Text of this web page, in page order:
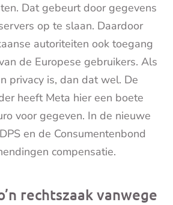
Dat gebeurt door gegevens
op te slaan. Daardoor
autoriteiten ook toegang
de Europese gebruikers. Als
privacy is, dan dat wel. De
heeft Meta hier een boete
voor gegeven. In de nieuwe
en de Consumentenbond
compensatie.
rechtszaak vanwege